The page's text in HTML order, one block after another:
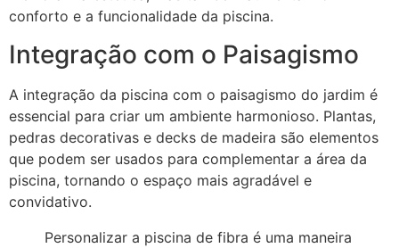
conforto e a funcionalidade da piscina.
Integração com o Paisagismo
A integração da piscina com o paisagismo do jardim é
essencial para criar um ambiente harmonioso. Plantas,
pedras decorativas e decks de madeira são elementos
que podem ser usados para complementar a área da
piscina, tornando o espaço mais agradável e
convidativo.
Personalizar a piscina de fibra é uma maneira